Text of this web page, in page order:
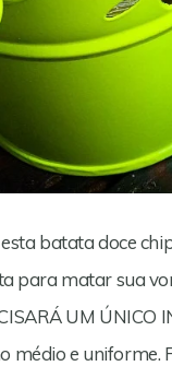
batata doce
para matar sua
UM ÚNICO
médio e uniforme.